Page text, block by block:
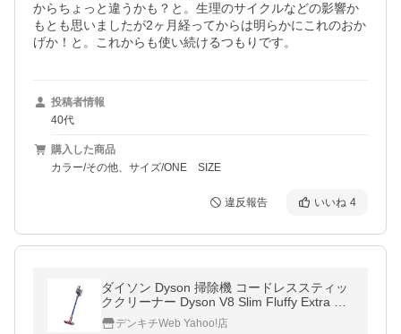
からちょっと違うかも？と。生理のサイクルなどの影響か
もとも思いましたが2ヶ月経ってからは明らかにこれのおか
げか！と。これからも使い続けるつもりです。
投稿者情報
40代
購入した商品
カラー/その他、サイズ/ONE SIZE
違反報告 いいね 4
ダイソン Dyson 掃除機 コードレススティッ
ククリーナー Dyson V8 Slim Fluffy Extra サ
イクロン式 2.15kg ブルー SV10K EXT BU
〈SV10KEXTBU〉
デンキチWeb Yahoo!店